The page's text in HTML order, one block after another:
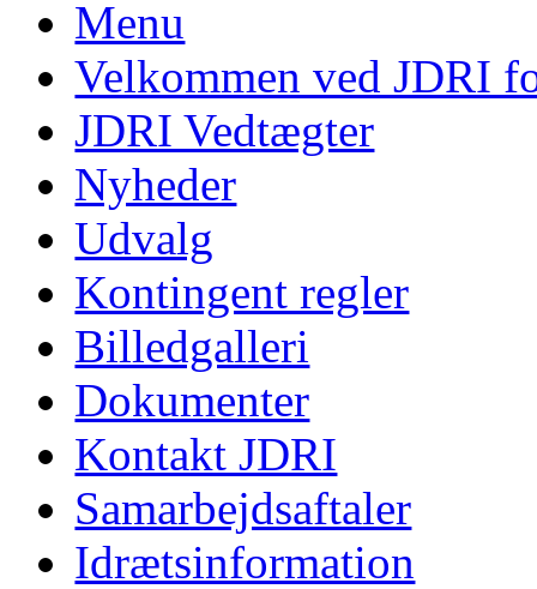
Menu
Velkommen ved JDRI
JDRI Vedtægter
Nyheder
Udvalg
Kontingent regler
Billedgalleri
Dokumenter
Kontakt JDRI
Samarbejdsaftaler
Idrætsinformation